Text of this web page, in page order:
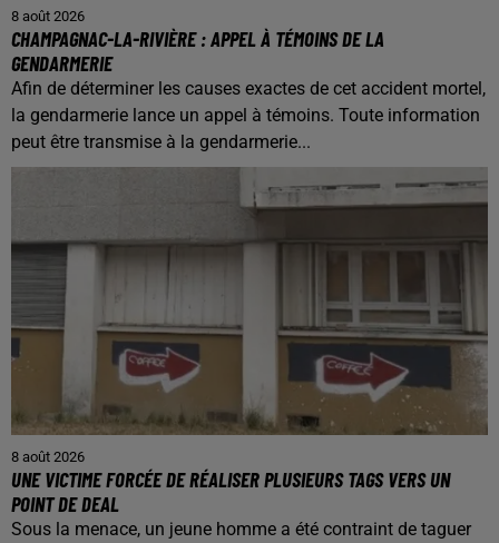
8 août 2026
CHAMPAGNAC-LA-RIVIÈRE : APPEL À TÉMOINS DE LA
GENDARMERIE
Afin de déterminer les causes exactes de cet accident mortel,
la gendarmerie lance un appel à témoins. Toute information
peut être transmise à la gendarmerie...
8 août 2026
UNE VICTIME FORCÉE DE RÉALISER PLUSIEURS TAGS VERS UN
POINT DE DEAL
Sous la menace, un jeune homme a été contraint de taguer